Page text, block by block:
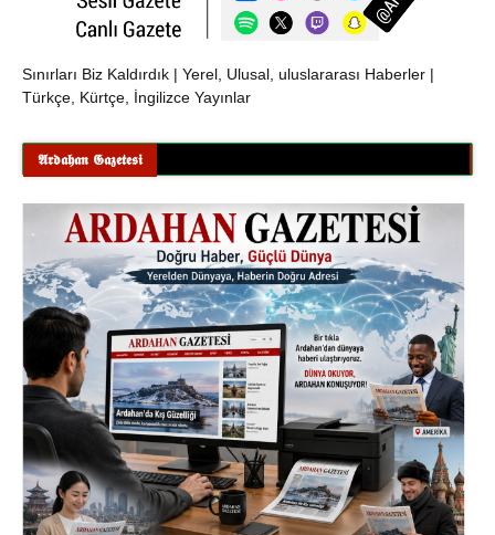
Sınırları Biz Kaldırdık | Yerel, Ulusal, uluslararası Haberler |
Türkçe, Kürtçe, İngilizce Yayınlar
𝕬𝖗𝖉𝖆𝖍𝖆𝖓 𝕲𝖆𝖟𝖊𝖙𝖊𝖘𝖎